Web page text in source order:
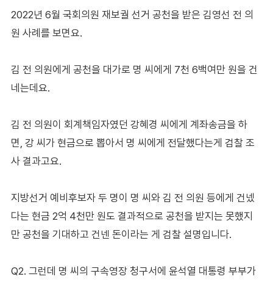
2022년 6월 국회의원 재보궐 선거 공천을 받은 김영선 전 의
원 사례를 보면요.
김 전 의원에게 공천을 대가로 명 씨에게 7천 6백여만 원을 건
네는데요.
김 전 의원이 회계책임자였던 강혜경 씨에게 계좌송금을 하
면, 강 씨가 현금으로 뽑아서 명 씨에게 전달했다는게 검찰 조
사 결과고요.
지방선거 예비후보자 두 명이 명 씨와 김 전 의원 등에게 건넸
다는 현금 2억 4천만 원도 결과적으로 공천을 받지는 못했지
만 공천을 기대하고 건넨 돈이라는 게 검찰 설명입니다.
Q2. 그런데 명 씨의 구속영장 청구서에 윤석열 대통령 부부가